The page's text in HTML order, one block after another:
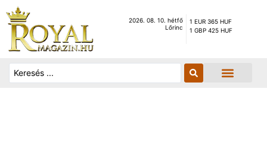
2026. 08. 10. hétfő
Lőrinc
1 EUR 365 HUF
1 GBP 425 HUF